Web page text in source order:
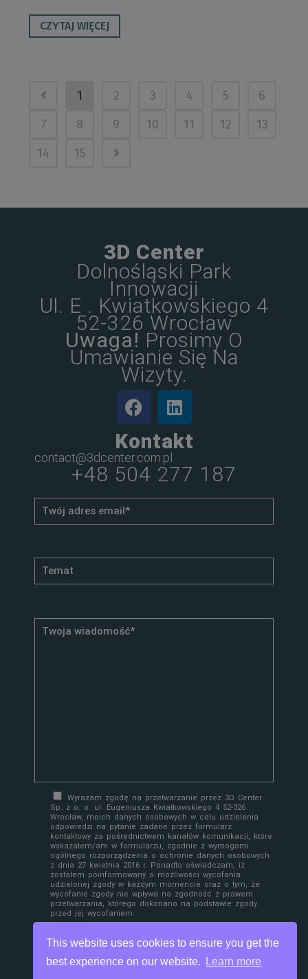
This website uses cookies to ensure you get the
best experience on our website.
Learn more
CZYTAJ WIĘCEJ
1 2 3 4 5
6
7
8 9 10 11 12
13
14
15
3D Center
Dolnośląski Park
Innowacji
Ul. E . Kwiatkowskiego 4
52-326 Wrocław
Uwaga! Prosimy O
Umawianie Się Na
Wizyty.
Kontakt
contact@3dcenter.com.pl
+48 504 277 187
Wyrażam zgodę na przetwarzanie przez 3D Center
Sp. z o. o. ul. Eugeniusza Kwiatkowskiego 4 52-326
Wrocław, moich danych osobowych w celu udzielenia
odpowiedzi na pytanie zadane przez formularz
kontaktowy za pośrednictwem kanałów komunikacji, które
wskazałem/am w formularzu, zgodnie z wymogami
ogólnego rozporządzenia o ochronie danych osobowych
z dnia 27 kwietnia 2016 r. Ponadto oświadczam, iż
zostałem poinformowany o możliwości wycofania
udzielonej zgody w każdym momencie oraz o tym, że
wycofanie zgody nie wpływa na zgodność z prawem
przetwarzania, którego dokonano na podstawie zgody
przed jej wycofaniem.